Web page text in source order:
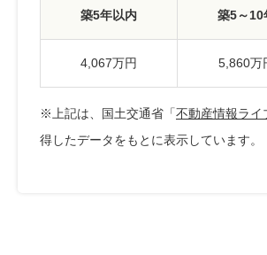
築5年以内 築5～10
4,067万円 5,860万
※上記は、国土交通省「不動産情報ライ
得したデータをもとに表示しています。